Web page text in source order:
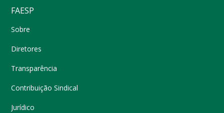
FAESP
Sobre
Diretores
Transparência
Contribuição Sindical
Jurídico